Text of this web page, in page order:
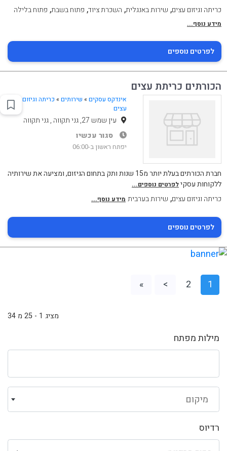
מילות מפתח
מיקום
רדיוס
כריתה וגיזום עצים, שירות באנגלית, השכרת ציוד, פתוח בשבת, פתוח בלילה
מידע נוסף...
לפרטים נוספים
הכורתים כריתת עצים
אינדקס עסקים » שירותים» כריתה וגיזום
עצים
עין שמש 27, גני תקווה , גני תקווה
סגור עכשיו
יפתח ראשון ב-06:00
חברת הכורתים בעלת יותר מ15 שנות ותק בתחום הגיזום, ומציעה את שירותיה
ללקוחות עסקילפרטים נוספים...
כריתה וגיזום עצים, שירות בערבית מידע נוסף...
לפרטים נוספים
1
2
>
»
מציג 1 - 25 מ 34